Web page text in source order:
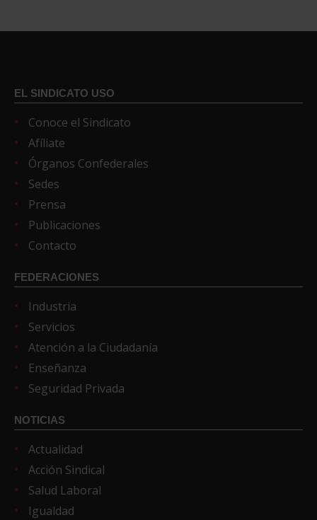
EL SINDICATO USO
Conoce el Sindicato
Afíliate
Órganos Confederales
Sedes
Prensa
Publicaciones
Contacto
FEDERACIONES
Industria
Servicios
Atención a la Ciudadanía
Enseñanza
Seguridad Privada
NOTICIAS
Actualidad
Acción Sindical
Salud Laboral
Igualdad